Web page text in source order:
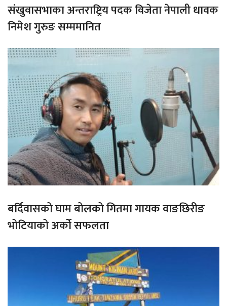
संखुवासभाका अन्तराष्ट्रिय पदक विजेता नेपाली धावक
निमेश गुरुङ सम्ममानित
बर्दिवासको घाम बोलको गितमा गायक वाङछिरीङ
भोटियाको अर्को सफलता